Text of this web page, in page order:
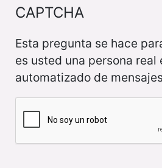
CAPTCHA
Esta pregunta se hace
es usted una persona
automatizado de